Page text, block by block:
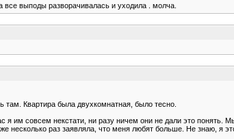
выподы разворачивалась и уходила . молча.
там. Квартира была двухкомнатная, было тесно.
им совсем некстати, ни разу ничем они не дали это понять.
несколько раз заявляла, что меня любят больше. Не знаю, я